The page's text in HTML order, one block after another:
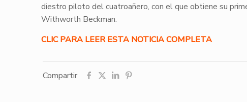
diestro piloto del cuatroañero, con el que obtiene su
Withworth Beckman.
CLIC PARA LEER ESTA NOTICIA COMPLETA
Compartir